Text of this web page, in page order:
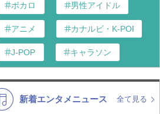
ボカロ 男性アイドル
アニメ カナルビ・K-POP和訳
J-POP キャラソン
K-POP バンド
新着エンタメニュース 全て見る